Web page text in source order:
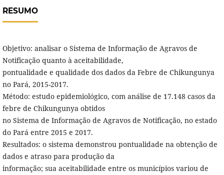
RESUMO
Objetivo: analisar o Sistema de Informação de Agravos de
Notificação quanto à aceitabilidade,
pontualidade e qualidade dos dados da Febre de Chikungunya
no Pará, 2015-2017.
Método: estudo epidemiológico, com análise de 17.148 casos da
febre de Chikungunya obtidos
no Sistema de Informação de Agravos de Notificação, no estado
do Pará entre 2015 e 2017.
Resultados: o sistema demonstrou pontualidade na obtenção de
dados e atraso para produção da
informação; sua aceitabilidade entre os municípios variou de